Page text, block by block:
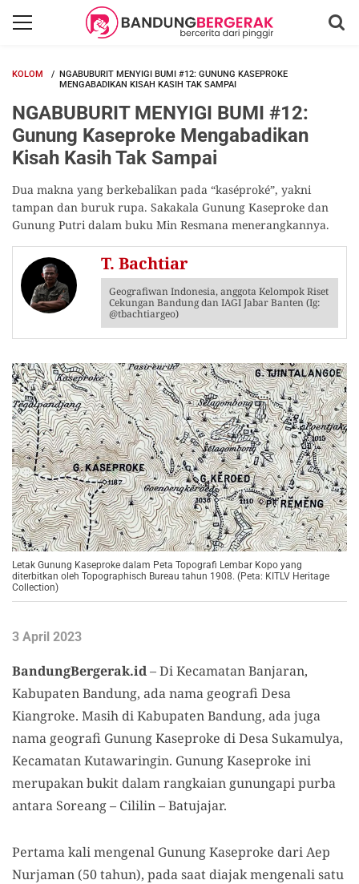
KOLOM
NGABUBURIT MENYIGI BUMI #12: GUNUNG KASEPROKE
MENGABADIKAN KISAH KASIH TAK SAMPAI
NGABUBURIT MENYIGI BUMI #12:
Gunung Kaseproke Mengabadikan
Kisah Kasih Tak Sampai
Dua makna yang berkebalikan pada “kaséproké”, yakni
tampan dan buruk rupa. Sakakala Gunung Kaseproke dan
Gunung Putri dalam buku Min Resmana menerangkannya.
T. Bachtiar
Geografiwan Indonesia, anggota Kelompok Riset
Cekungan Bandung dan IAGI Jabar Banten (Ig:
@tbachtiargeo)
Letak Gunung Kaseproke dalam Peta Topografi Lembar Kopo yang
diterbitkan oleh Topographisch Bureau tahun 1908. (Peta: KITLV Heritage
Collection)
3 April 2023
BandungBergerak.id– Di Kecamatan Banjaran,
Kabupaten Bandung, ada nama geografi Desa
Kiangroke. Masih di Kabupaten Bandung, ada juga
nama geografi Gunung Kaseproke di Desa Sukamulya,
Kecamatan Kutawaringin. Gunung Kaseproke ini
merupakan bukit dalam rangkaian gunungapi purba
antara Soreang – Cililin – Batujajar.
Pertama kali mengenal Gunung Kaseproke dari Aep
Nurjaman (50 tahun), pada saat diajak mengenali satu